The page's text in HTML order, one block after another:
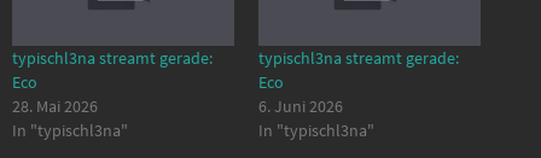
typischl3na streamt gerade:
Eco
28. Mai 2026
In "typischl3na"
typischl3na streamt gerade:
Eco
6. Juni 2026
In "typischl3na"